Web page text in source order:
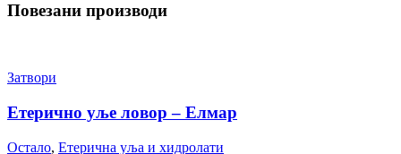
Повезани производи
Затвори
Етерично уље ловор – Елмар
Остало, Етерична уља и хидролати